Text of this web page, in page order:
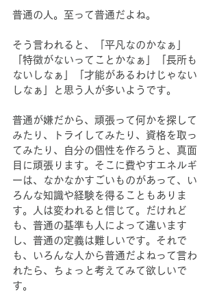
普通の人。至って普通だよね。
そう言われると、「平凡なのかなぁ」
「特徴がないってことかなぁ」「長所も
ないしなぁ」「才能があるわけじゃない
しなぁ」と思う人が多いようです。
普通が嫌だから、頑張って何かを探して
みたり、トライしてみたり、資格を取っ
てみたり、自分の個性を作ろうと、真面
目に頑張ります。そこに費やすエネルギ
ーは、なかなかすごいものがあって、い
ろんな知識や経験を得ることもありま
す。人は変われると信じて。だけれど
も、普通の基準も人によって違います
し、普通の定義は難しいです。それで
も、いろんな人から普通だよねって言わ
れたら、ちょっと考えてみて欲しいで
す。